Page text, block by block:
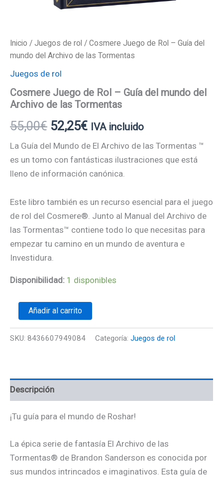
Inicio / Juegos de rol / Cosmere Juego de Rol – Guía del
mundo del Archivo de las Tormentas
Juegos de rol
Cosmere Juego de Rol – Guía del mundo del
Archivo de las Tormentas
55,00€ 52,25€ IVA incluido
La Guía del Mundo de El Archivo de las Tormentas ™
es un tomo con fantásticas ilustraciones que está
lleno de información canónica.
Este libro también es un recurso esencial para el juego
de rol del Cosmere®. Junto al Manual del Archivo de
las Tormentas™ contiene todo lo que necesitas para
empezar tu camino en un mundo de aventura e
Investidura.
Disponibilidad: 1 disponibles
Añadir al carrito
SKU: 8436607949084 Categoría: Juegos de rol
Descripción
¡Tu guía para el mundo de Roshar!
La épica serie de fantasía El Archivo de las
Tormentas® de Brandon Sanderson es conocida por
sus mundos intrincados e imaginativos. Esta guía de